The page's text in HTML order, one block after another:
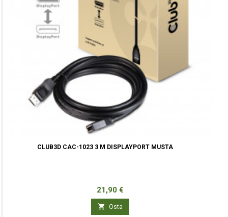
CLUB3D CAC-1023 3 M DISPLAYPORT MUSTA
Hinta
21,90 €
 Osta